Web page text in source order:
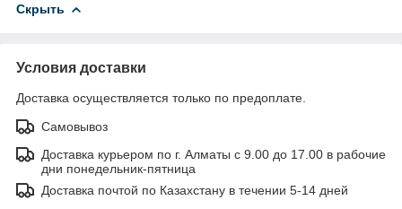
Скрыть
Условия доставки
Доставка осуществляется только по предоплате.
Самовывоз
Доставка курьером по г. Алматы с 9.00 до 17.00 в рабочие
дни понедельник-пятница
Доставка почтой по Казахстану в течении 5-14 дней